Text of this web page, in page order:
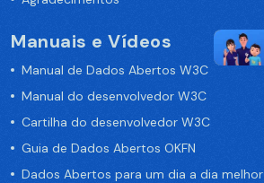
Manuais e Vídeos
Manual de Dados Abertos W3C
Manual do desenvolvedor W3C
Cartilha do desenvolvedor W3C
Guia de Dados Abertos OKFN
Dados Abertos para um dia a dia melhor